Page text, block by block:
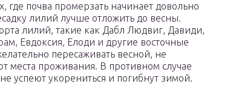
где почва промерзать начинает довольно
лилий лучше отложить до весны.
лилий, такие как Дабл Людвиг, Давиди,
Евдоксия, Елоди и другие восточные
пересаживать весной, не
места проживания. В противном случае
успеют укорениться и погибнут зимой.